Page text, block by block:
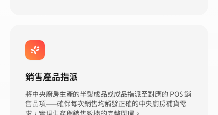
銷售產品指派
將中央廚房生產的半製成品或成品指派至對應的 POS 銷
售品項——確保每次銷售均觸發正確的中央廚房補貨需
求，實現生產與銷售數據的完整閉環。